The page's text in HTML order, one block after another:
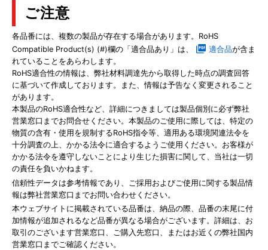
ご注意
各品番には、複数の製品が存在する場合があります。RoHS
Compatible Product(s) (#)欄の「適合品あり」は、
適合品が含ま
れていることをあらわします。
RoHS適合性の情報は、弊社材料調達先から取得した時点の調査回答
に基づいて作成しております。また、情報は予告なく変更されること
があります。
本製品のRoHS適合性など、詳細につきましては製品個別に必ず弊社
営業窓口までお問合せください。本製品のご使用に際しては、特定の
物質の含有・使用を規制するRoHS指令等、適用ある環境関連法令を
十分調査の上、かかる法令に適合するようご使用ください。お客様が
かかる法令を遵守しないことにより生じた損害に関して、当社は一切
の責任を負いかねます。
信頼性データは参考情報であり、ご採用およびご使用に関する製品情
報は弊社営業窓口までお問い合わせください。
本ウェブサイトに掲載されている品番は、納品の際、品番の末尾に付
加情報が追加されるなど品番が異なる場合がございます。詳細は、お
取引のございます営業窓口、ご購入先窓口、またはお近くの弊社国内
営業窓口までご確認ください。